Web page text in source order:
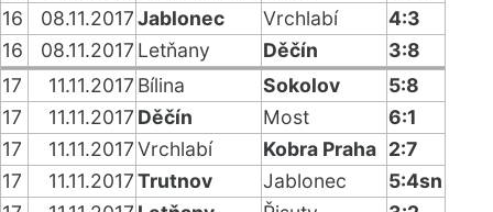
16
08.11.2017Jablonec Vrchlabí
4:3
16
08.11.2017 Letňany Děčín
3:8
17
11.11.2017 Bílina Sokolov
5:8
17
11.11.2017 Děčín Most
6:1
17
11.11.2017Vrchlabí Kobra Praha 2:7
17
11.11.2017Trutnov Jablonec
5:4sn